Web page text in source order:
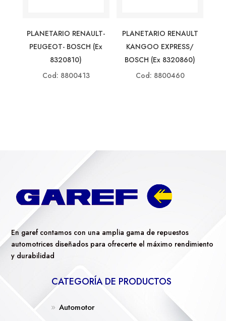
PLANETARIO RENAULT-
PEUGEOT- BOSCH (ex
8320810)
Cod: 8800413
PLANETARIO RENAULT
KANGOO EXPRESS/
BOSCH (ex 8320860)
Cod: 8800460
En garef contamos con una amplia gama de repuestos
automotrices diseñados para ofrecerte el máximo rendimiento
y durabilidad
CATEGORÍA DE PRODUCTOS
Automotor